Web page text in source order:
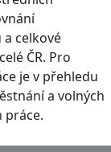
a celkové
ČR. Pro
je v přehledu
a volných
práce.